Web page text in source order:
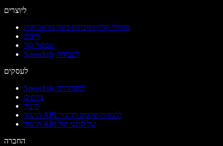
ליוצרים
מחולל קולות מבוסס בינה מלאכותית
דיבוב
שכפול קול
Speechify לעבודה
לעסקים
Speechify למפתחים
צוותים
חינוך
תיעוד API להמרת טקסט לדיבור
תיעוד API של סוכני קול
החברה